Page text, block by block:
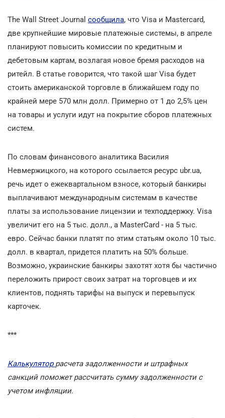
The Wall Street Journal сообщила, что Visa и Mastercard,
две крупнейшие мировые платежные системы, в апреле
планируют повысить комиссии по кредитным и
дебетовым картам, возлагая новое бремя расходов на
ритейл. В статье говорится, что такой шаг Visa будет
стоить американской торговле в ближайшем году по
крайней мере 570 млн долл. Примерно от 1 до 2,5% цен
на товары и услуги идут на покрытие сборов платежных
систем.
По словам финансового аналитика Василия
Невмержицкого, на которого ссылается ресурс ubr.ua,
речь идет о ежеквартальном взносе, который банкиры
выплачивают международным системам в качестве
платы за использование лицензии и техподдержку. Visa
увеличит его на 5 тыс. долл., а MasterCard - на 5 тыс.
евро. Сейчас банки платят по этим статьям около 10 тыс.
долл. в квартал, придется платить на 50% больше.
Возможно, украинские банкиры захотят хотя бы частично
переложить прирост своих затрат на торговцев и их
клиентов, поднять тарифы на выпуск и перевыпуск
карточек.
***
Калькулятор расчета задолженности и штрафных
санкций поможет рассчитать сумму задолженности с
учетом инфляции.